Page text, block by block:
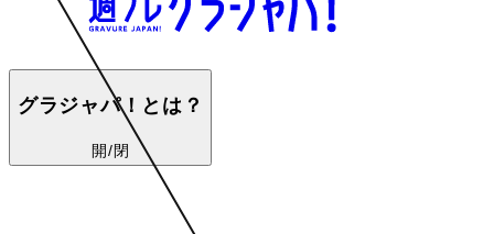
グラジャパ！とは？
開/閉